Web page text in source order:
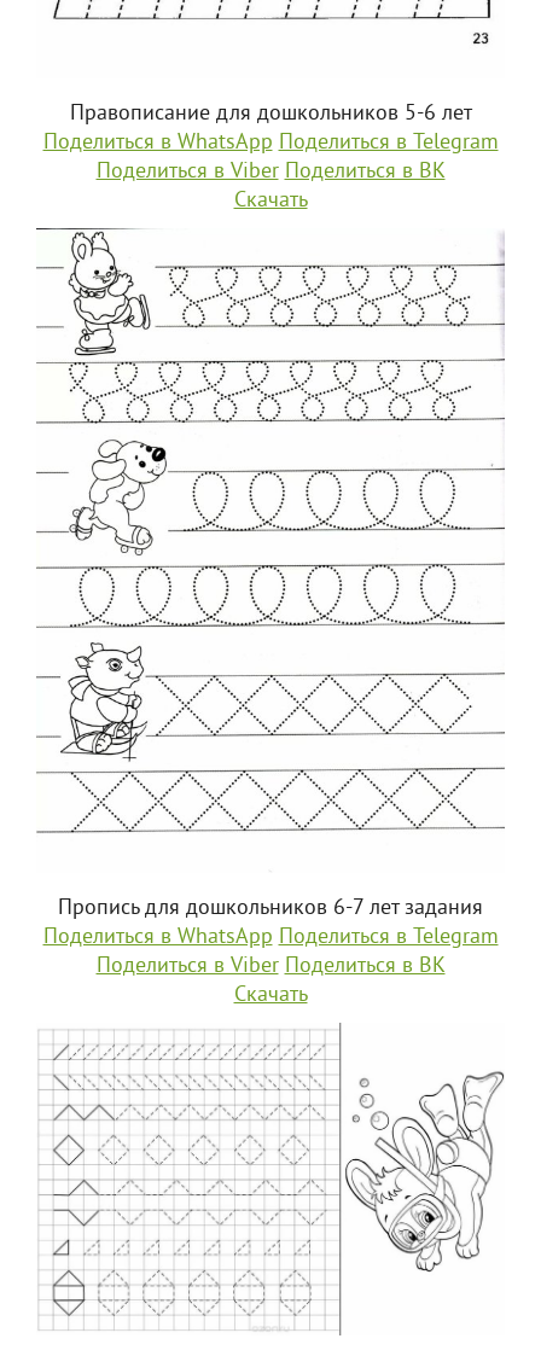
Правописание для дошкольников 5-6 лет
Поделиться в WhatsApp Поделиться в Telegram
Поделиться в Viber Поделиться в ВК
Скачать
Пропись для дошкольников 6-7 лет задания
Поделиться в WhatsApp Поделиться в Telegram
Поделиться в Viber Поделиться в ВК
Скачать